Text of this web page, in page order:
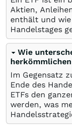
Aktien,
enthält und
Handelstages
Wie
Im Gegensatz
Ende des
ETFs den
werden, was